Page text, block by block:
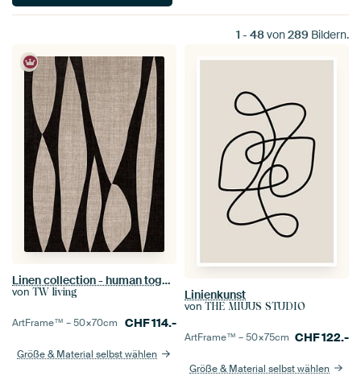
1 - 48von289 Bildern.
Linen collection - human together
von TW living
ArtFrame™ –50×70cm CHF114.-
Größe & Material selbst wählen
Linienkunst
von THE MIUUS STUDIO
ArtFrame™ –50×75cm CHF122.-
Größe & Material selbst wählen